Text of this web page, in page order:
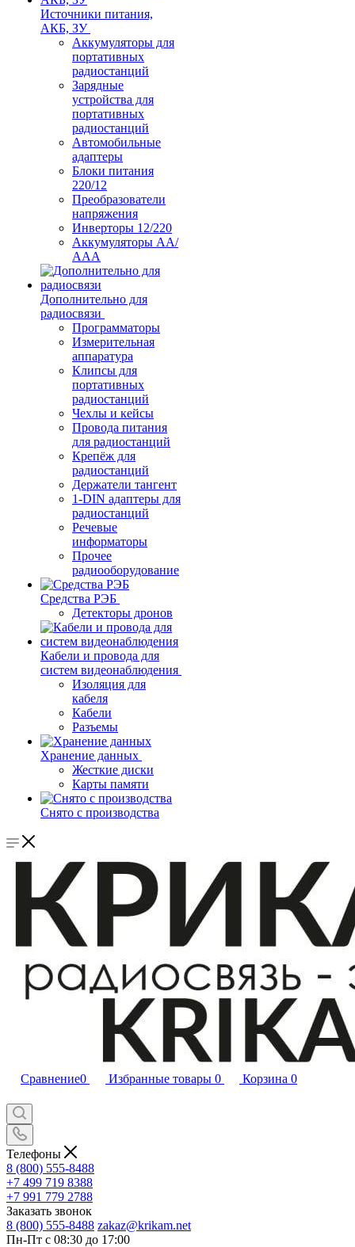
Источники питания,
АКБ, ЗУ
Аккумуляторы для
портативных
радиостанций
Зарядные
устройства для
портативных
радиостанций
Автомобильные
адаптеры
Блоки питания
220/12
Преобразователи
напряжения
Инверторы 12/220
Аккумуляторы АА/
ААА
Дополнительно для
радиосвязи
Программаторы
Измерительная
аппаратура
Клипсы для
портативных
радиостанций
Чехлы и кейсы
Провода питания
для радиостанций
Крепёж для
радиостанций
Держатели тангент
1-DIN адаптеры для
радиостанций
Речевые
информаторы
Прочее
радиооборудование
Средства РЭБ
Детекторы дронов
Кабели и провода для
систем видеонаблюдения
Изоляция для
кабеля
Кабели
Разъемы
Хранение данных
Жесткие диски
Карты памяти
Снято с производства
Сравнение0 Избранные товары 0 Корзина 0
Телефоны
8 (800) 555-8488
+7 499 719 8388
+7 991 779 2788
Заказать звонок
8 (800) 555-8488 zakaz@krikam.net
Пн-Пт с 08:30 до 17:00